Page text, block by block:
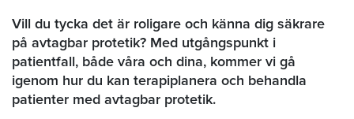
Vill du tycka det är roligare och känna dig säkrare
på avtagbar protetik? Med utgångspunkt i
patientfall, både våra och dina, kommer vi gå
igenom hur du kan terapiplanera och behandla
patienter med avtagbar protetik.